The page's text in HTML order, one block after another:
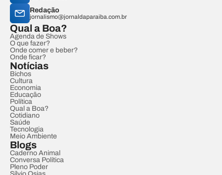
Redação
jornalismo@jornaldaparaiba.com.br
Qual a Boa?
Agenda de Shows
O que fazer?
Onde comer e beber?
Onde ficar?
Notícias
Bichos
Cultura
Economia
Educação
Política
Qual a Boa?
Cotidiano
Saúde
Tecnologia
Meio Ambiente
Blogs
Caderno Animal
Conversa Política
Pleno Poder